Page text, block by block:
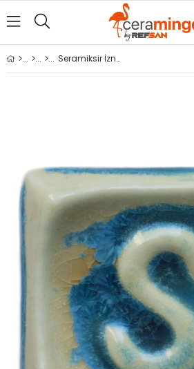
Seramiksir İznik 175 Gr SP 1560